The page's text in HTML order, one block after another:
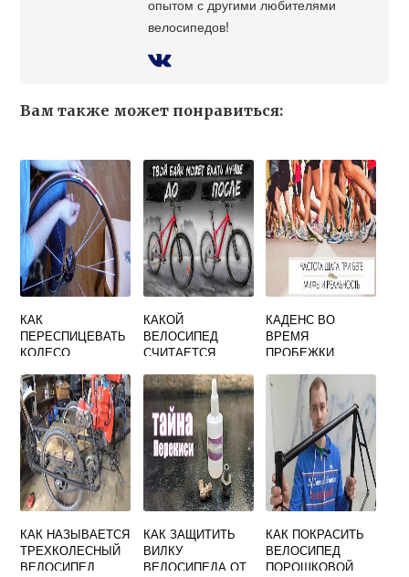
опытом с другими любителями
велосипедов!
Вам также может понравиться:
КАК
ПЕРЕСПИЦЕВАТЬ
КОЛЕСО
ДОМАШНИХ
УСЛОВИЯХ
КАКОЙ
ВЕЛОСИПЕД
СЧИТАЕТСЯ
КАДЕНС ВО
ВРЕМЯ
ПРОБЕЖКИ
КАК НАЗЫВАЕТСЯ
ТРЕХКОЛЕСНЫЙ
ВЕЛОСИПЕД
КАК ЗАЩИТИТЬ
ВИЛКУ
ВЕЛОСИПЕДА ОТ
КАК ПОКРАСИТЬ
ВЕЛОСИПЕД
ПОРОШКОВОЙ